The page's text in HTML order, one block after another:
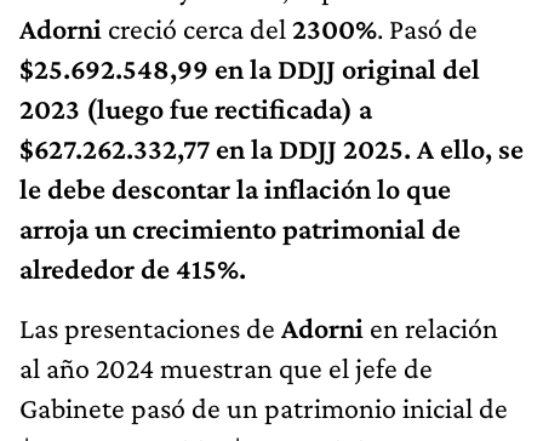
Adorni creció cerca del 2300%. Pasó de
$25.692.548,99 en la DDJJ original del
2023 (luego fue rectificada) a
$627.262.332,77 en la DDJJ 2025. A ello, se
le debe descontar la inflación lo que
arroja un crecimiento patrimonial de
alrededor de 415%.
Las presentaciones de Adorni en relación
al año 2024 muestran que el jefe de
Gabinete pasó de un patrimonio inicial de